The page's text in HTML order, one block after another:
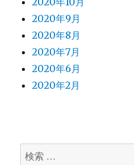
2022年10月
2022年9月
2022年7月
2022年6月
2022年5月
2022年4月
2021年12月